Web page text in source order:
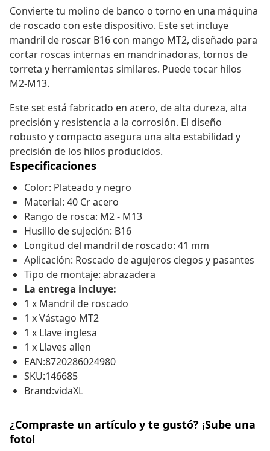
Convierte tu molino de banco o torno en una máquina
de roscado con este dispositivo. Este set incluye
mandril de roscar B16 con mango MT2, diseñado para
cortar roscas internas en mandrinadoras, tornos de
torreta y herramientas similares. Puede tocar hilos
M2-M13.
Este set está fabricado en acero, de alta dureza, alta
precisión y resistencia a la corrosión. El diseño
robusto y compacto asegura una alta estabilidad y
precisión de los hilos producidos.
Especificaciones
Color: Plateado y negro
Material: 40 Cr acero
Rango de rosca: M2 - M13
Husillo de sujeción: B16
Longitud del mandril de roscado: 41 mm
Aplicación: Roscado de agujeros ciegos y pasantes
Tipo de montaje: abrazadera
La entrega incluye:
1 x Mandril de roscado
1 x Vástago MT2
1 x Llave inglesa
1 x Llaves allen
EAN:8720286024980
SKU:146685
Brand:vidaXL
¿Compraste un artículo y te gustó? ¡Sube una
foto!